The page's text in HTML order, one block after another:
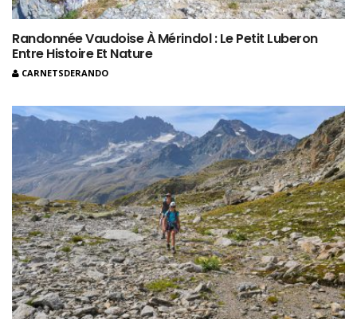
Randonnée Vaudoise À Mérindol : Le Petit Luberon
Entre Histoire Et Nature
CARNETSDERANDO